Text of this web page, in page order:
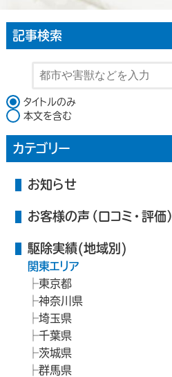
記事検索
検索対象
タイトルのみ
本文を含む
カテゴリー
お知らせ
お客様の声（口コミ・評価）
駆除実績(地域別)
関東エリア
東京都
神奈川県
埼玉県
千葉県
茨城県
群馬県